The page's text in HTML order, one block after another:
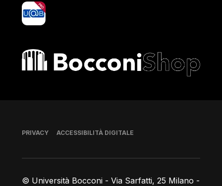
yoU@B
Bocconi shop
© Università Bocconi - Via Sarfatti, 25 Milano -
Piè di pagina
PRIVACY ACCESSIBILITÀ DIGITALE